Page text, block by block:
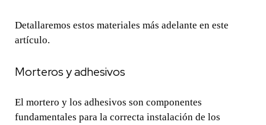
Detallaremos estos materiales más adelante en este
artículo.
Morteros y adhesivos
El mortero y los adhesivos son componentes
fundamentales para la correcta instalación de los